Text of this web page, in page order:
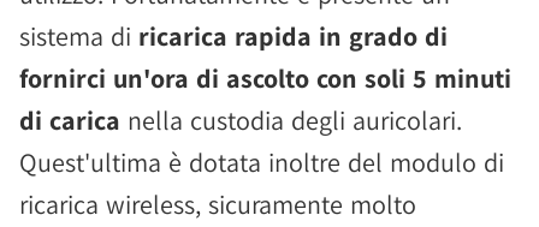
sistema di ricarica rapida in grado di
fornirci un'ora di ascolto con soli 5 minuti
di carica nella custodia degli auricolari.
Quest'ultima è dotata inoltre del modulo di
ricarica wireless, sicuramente molto